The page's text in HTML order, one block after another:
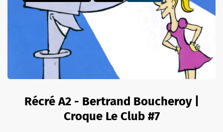
Récré A2 - Bertrand Boucheroy |
Croque Le Club #7